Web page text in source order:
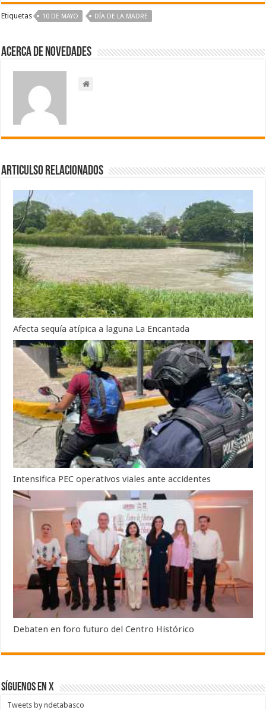
Etiquetas 10 DE MAYO DÍA DE LA MADRE
Acerca de NOVEDADES
Articulso Relacionados
Afecta sequía atípica a laguna La Encantada
Intensifica PEC operativos viales ante accidentes
Debaten en foro futuro del Centro Histórico
SÍGUENOS EN X
Tweets by ndetabasco